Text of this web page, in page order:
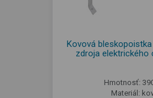
Kovová
zdroja elektrického
Hmotnosť:
Materiál: